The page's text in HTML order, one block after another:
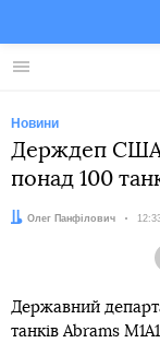
Меню
Новини
Держдеп США
понад 100
Автор:
Олег Панфілович
Державний
танків Abrams